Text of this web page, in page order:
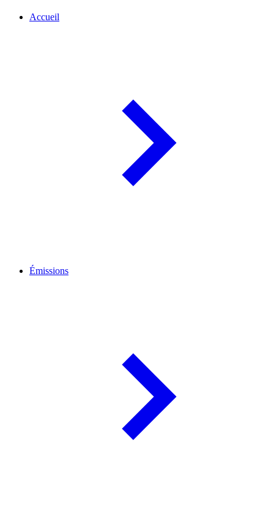
Accueil
Émissions